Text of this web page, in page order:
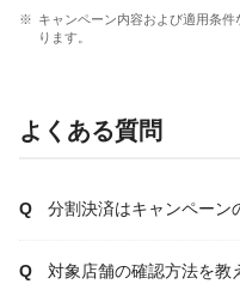
キャンペーン内容および適用条
ります。
よくある質問
分割決済はキャンペーン
対象店舗の確認方法を教